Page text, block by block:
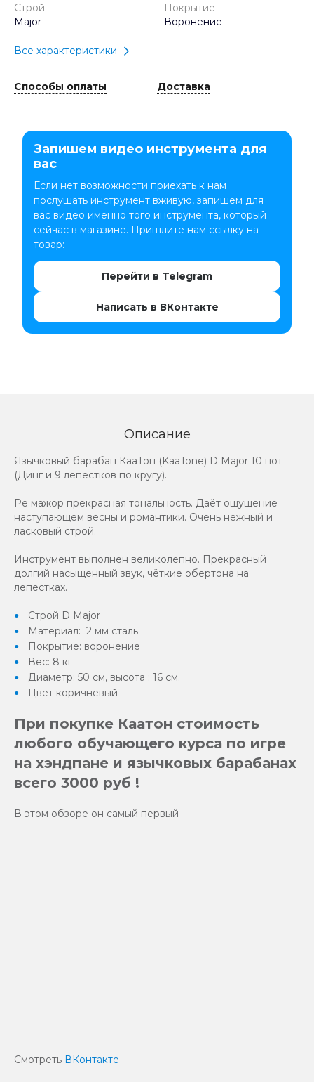
Строй
Major
Покрытие
Воронение
Все характеристики
Способы оплаты Доставка
Запишем видео инструмента для
вас
Если нет возможности приехать к нам
послушать инструмент вживую, запишем для
вас видео именно того инструмента, который
сейчас в магазине. Пришлите нам ссылку на
товар:
Перейти в Telegram
Написать в ВКонтакте
Описание
Язычковый барабан КааТон (KaaTone) D Major 10 нот
(Динг и 9 лепестков по кругу).
Ре мажор прекрасная тональность. Даёт ощущение
наступающем весны и романтики. Очень нежный и
ласковый строй.
Инструмент выполнен великолепно. Прекрасный
долгий насыщенный звук, чёткие обертона на
лепестках.
Строй D Major
Материал: 2 мм сталь
Покрытие: воронение
Вес: 8 кг
Диаметр: 50 см, высота : 16 см.
Цвет коричневый
При покупке Каатон стоимость
любого обучающего курса по игре
на хэндпане и язычковых барабанах
всего 3000 руб !
В этом обзоре он самый первый
Смотреть ВКонтакте